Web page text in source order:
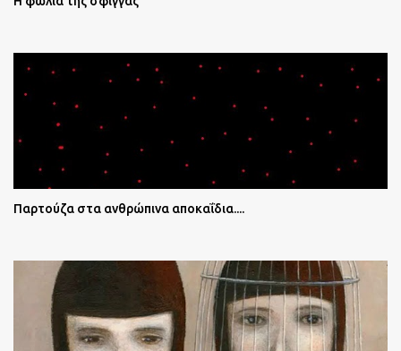
Παρτούζα στα ανθρώπινα αποκαΐδια....